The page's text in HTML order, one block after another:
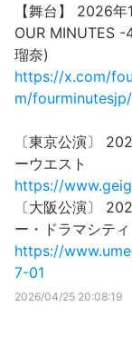
【舞台】 2026
OUR MINUTES
瑠奈)
https://x.com/
m/fourminutesjp/
〔東京公演〕
ーウエスト
https://
〔大阪公演〕
ー・ドラマシティ
https://
7-01
2026/04/25 20:08:19